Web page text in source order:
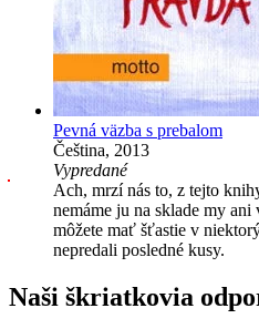
Pevná väzba s prebalom
Čeština, 2013
Vypredané
Ach, mrzí nás to, z tejto
nemáme ju na sklade my
môžete mať šťastie v
nepredali posledné kusy.
Naši škriatkovia